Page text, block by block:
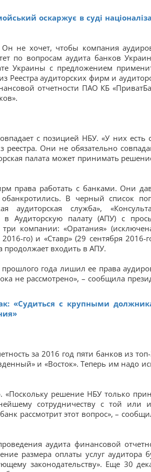
оскаржує в суді
не хочет, чтобы компания
по вопросам аудита банков
Украины с предложением
Реестра аудиторских фирм и
отчетности ПАО КБ
с позицией НБУ. «У них есть
Они не обязательно
палата может принимать
права работать с банками. Они
В черный список
аудиторская служба»,
в Аудиторскую палату (АПУ) с
компании: «Оратания»
го) и «Ставр» (29 сентября 2016-
входить в АПУ.
года лишил ее права
не рассмотрено», – сообщила
«Судиться с крупными
за 2016 год пяти банков из
и «Восток». Теперь им надо
решение НБУ только
сотрудничеству с той или
рассмотрит этот вопрос», –
аудита финансовой
размера оплаты услуг аудитора
законодательству». Еще 30